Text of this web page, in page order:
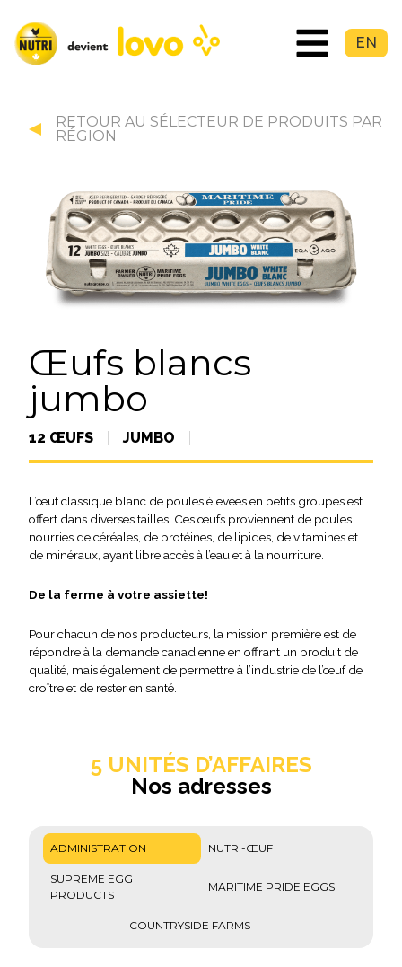
EN
RETOUR AU SÉLECTEUR DE PRODUITS PAR
RÉGION
Œufs blancs
jumbo
12 ŒUFS JUMBO
L’œuf classique blanc de poules élevées en petits groupes est
offert dans diverses tailles. Ces œufs proviennent de poules
nourries de céréales, de protéines, de lipides, de vitamines et
de minéraux, ayant libre accès à l’eau et à la nourriture.
De la ferme à votre assiette!
Pour chacun de nos producteurs, la mission première est de
répondre à la demande canadienne en offrant un produit de
qualité, mais également de permettre à l’industrie de l’œuf de
croître et de rester en santé.
5 UNITÉS D’AFFAIRES
Nos adresses
ADMINISTRATION NUTRI-ŒUF
SUPREME EGG
PRODUCTS
MARITIME PRIDE EGGS
COUNTRYSIDE FARMS